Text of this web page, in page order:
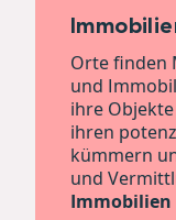
Orte finden
und
ihre
ihren
kümmern
und